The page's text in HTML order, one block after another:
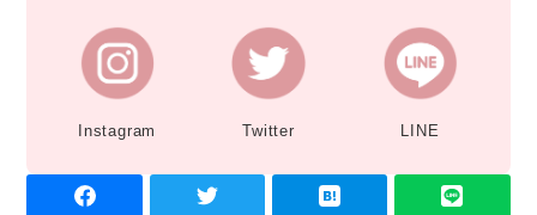
Instagram Twitter LINE